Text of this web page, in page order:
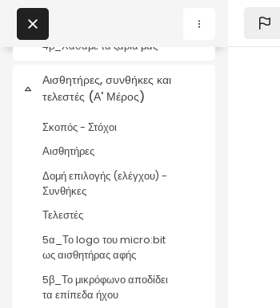
ΜπλοκMy Courses
Μπλοκ
4α_Με τα κουμπιά Α και Β
4β_Χάσαμε τα ζάρια μας
Σύμπτυξη
Αισθητήρες, συνθήκες και
τελεστές (Α' Μέρος)
Σκοπός - Στόχοι
Αισθητήρες
Δομή επιλογής (ελέγχου) -
Συνθήκες
Τελεστές
5α_Το logo του micro:bit
ως αισθητήρας αφής
5β_Το μικρόφωνο αποδίδει
τα επίπεδα ήχου